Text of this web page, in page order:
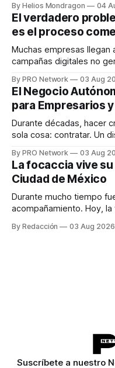
dispositivos inteligentes,
en tiempo real para
decisiones sobre su
responder
By Helios Mondragon 04
El verdadero
es el proceso
Muchas empresas llegan
campañas digitales no
INTERIUS, el problema suele
una entrevista para el
marketing digital explicó
By PRO Network 03 Aug
El Negocio
para Empresarios
Durante décadas, hacer
sola cosa: contratar. Un
para los textos, alguien
para encontrar
llamadas y mensajes, y
By PRO Network 03 Aug
La focaccia vive
Ciudad de México
Durante mucho tiempo
acompañamiento. Hoy,
artesanal, ingredientes
By Redacción 03 Aug 2026
Suscríbete a nuestro